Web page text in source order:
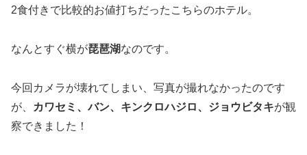
2食付きで比較的お値打ちだったこちらのホテル。
なんとすぐ横が琵琶湖なのです。
今回カメラが壊れてしまい、写真が撮れなかったのです
が、
カワセミ、バン、キンクロハジロ、ジョウビタキが観
察できました！